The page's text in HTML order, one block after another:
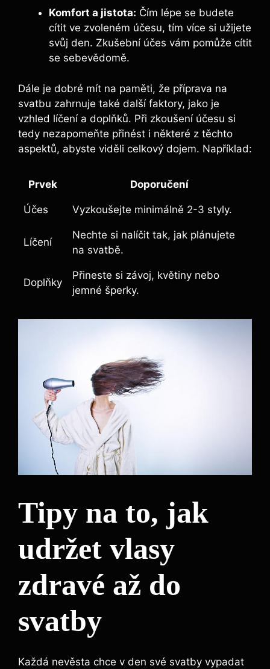
Komfort a jistota: Čím lépe se budete
cítit​ ve zvoleném účesu, ⁢tím více si užijete
svůj den. Zkušební účes vám​ pomůže cítit
se sebevědomě.
Dále je dobré mít na paměti, že příprava na
svatbu zahrnuje také další faktory, jako je
vzhled líčení a doplňků. Při zkoušení účesu si
tedy nezapomeňte přinést i některé z těchto
aspektů, abyste viděli celkový dojem. Například:
Prvek Doporučení
Účes Vyzkoušejte minimálně 2-3 styly.
Líčení
Nechte si nalíčit tak, jak plánujete
na svatbě.
Doplňky
Přineste si závoj, květiny nebo
⁢jemné šperky.
Tipy na to, jak
udržet‌ vlasy
zdravé až do
svatby
Každá nevěsta chce v den své svatby vypadat